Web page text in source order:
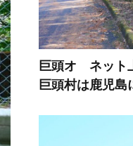
巨頭オ ネット
巨頭村は鹿児島